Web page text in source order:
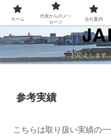
お応えします
参考実績
こちらは取り扱い実績の一
ホーム
代表からのメッ
セージ
会社案内